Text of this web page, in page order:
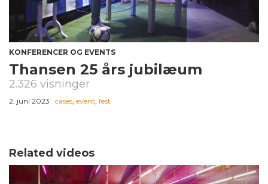
KONFERENCER OG EVENTS
Thansen 25 års jubilæum
2.326 visninger
2. juni 2023 cases, event, fest
Related videos